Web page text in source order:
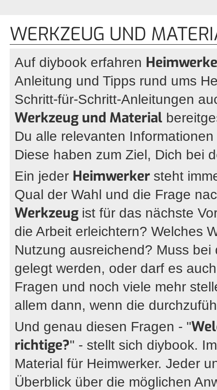
WERKZEUG UND
Auf diybook erfahren
Anleitung und Tipps rund ums
Schritt-für-Schritt-Anleitungen
Werkzeug und Material
Du alle relevanten
Diese haben zum Ziel, Dich bei
Ein jeder Heimwerker steht
Qual der Wahl und die Frage
Werkzeug ist für das nächste
die Arbeit erleichtern? Welches
Nutzung ausreichend? Muss
gelegt werden, oder darf es
Fragen und noch viele mehr
allem dann, wenn die
Und genau diesen Fragen - "
richtige?" - stellt sich diybook.
Material für Heimwerker. Jeder
Überblick über die möglichen